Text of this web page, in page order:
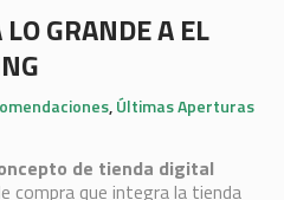
GRANDE A EL
,Últimas Aperturas
de tienda digital
compra que integra la tienda